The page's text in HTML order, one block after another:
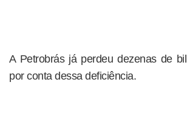
A Petrobrás já perdeu dezenas de
por conta dessa deficiência.